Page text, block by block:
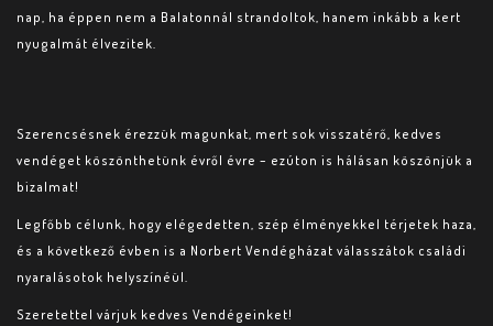
nap, ha éppen nem a Balatonnál strandoltok, hanem inkább a kert
nyugalmát élvezitek.
Szerencsésnek érezzük magunkat, mert sok visszatérő, kedves
vendéget köszönthetünk évről évre – ezúton is hálásan köszönjük a
bizalmat!
Legfőbb célunk, hogy elégedetten, szép élményekkel térjetek haza,
és a következő évben is a Norbert Vendégházat válasszátok családi
nyaralásotok helyszínéül.
Szeretettel várjuk kedves Vendégeinket!